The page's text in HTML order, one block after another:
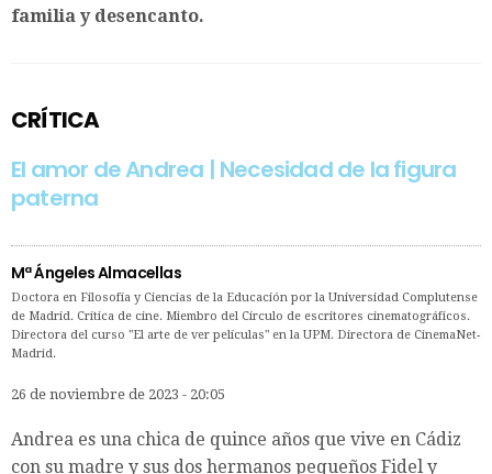
familia y desencanto.
CRÍTICA
El amor de Andrea | Necesidad de la figura
paterna
Mª Ángeles Almacellas
Doctora en Filosofía y Ciencias de la Educación por la Universidad Complutense
de Madrid. Crítica de cine. Miembro del Círculo de escritores cinematográficos.
Directora del curso "El arte de ver películas" en la UPM. Directora de CinemaNet-
Madrid.
26 de noviembre de 2023 - 20:05
Andrea es una chica de quince años que vive en Cádiz
con su madre y sus dos hermanos pequeños Fidel y